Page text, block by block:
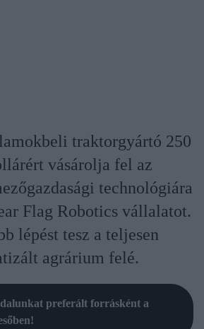
traktorgyártó 250
vásárolja fel az
technológiára
Flag Robotics vállalatot.
lépést tesz a teljesen
agrárium felé.
preferált forrásként a